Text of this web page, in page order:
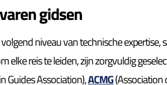
gidsen
niveau van technische
elke reis te leiden, zijn zorgvuldig
Guides Association),ACMG